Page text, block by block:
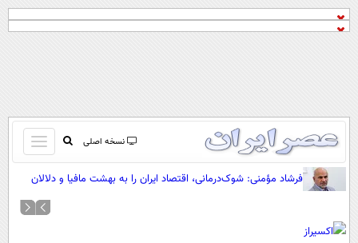
نسخه اصلی
باز
و
بسته
کردن
صفحه اول
فرشاد مؤمنی: شوک‌درمانی، اقتصاد ایران را به بهشت مافیا و دلالان